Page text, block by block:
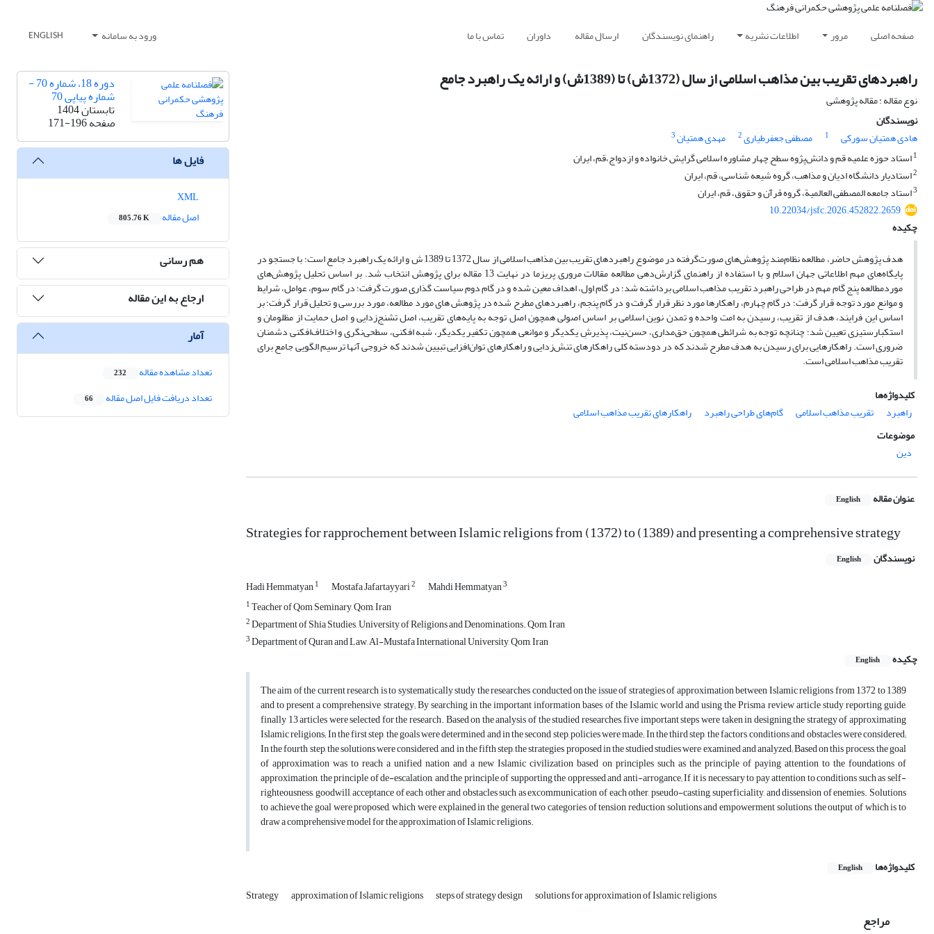
صفحه اصلی مرور اطلاعات نشریه راهنمای نویسندگان ارسال مقاله داوران تماس با ما ورود به سامانه ENGLISH
راهبردهای تقریب بین مذاهب اسلامی از سال (1372ش) تا (1389ش) و ارائه یک راهبرد جامع
نوع مقاله : مقاله پژوهشی
نویسندگان
هادی همتیان سورکی
1 مصطفی جعفرطیاری2 مهدی همتیان3
1استاد حوزه علمیه قم و دانش‌پژوه سطح چهار مشاوره اسلامی گرایش خانواده و ازدواج،قم، ایران
2استادیار دانشگاه ادیان و مذاهب، گروه شیعه شناسی، قم، ایران
3استاد جامعه المصطفی العالمیة، گروه قرآن و حقوق، قم، ایران
10.22034/jsfc.2026.452822.2659
چکیده
هدف پژوهش حاضر، مطالعه نظام‌مند پژوهش‌های صورت‌گرفته در موضوع راهبردهای تقریب بین مذاهب اسلامی از سال 1372 تا 1389 ش و ارائه یک راهبرد جامع است؛ با جستجو در
پایگاه‌های مهم اطلاعاتی جهان اسلام و با استفاده از راهنمای گزارش‌دهی مطالعه مقالات مروری پریزما در نهایت 13 مقاله برای پژوهش انتخاب شد. بر اساس تحلیل پژوهش‌های
موردمطالعه پنج گام مهم در طراحی راهبرد تقریب مذاهب اسلامی برداشته شد؛ در گام اول، اهداف معین شده و در گام دوم سیاست گذاری صورت گرفت؛ در گام سوم، عوامل، شرایط
و موانع مورد توجه قرار گرفت؛ در گام چهارم، راهکارها مورد نظر قرار گرفت و در گام پنجم، راهبردهای مطرح شده در پژوهش های مورد مطالعه، مورد بررسی و تحلیل قرار گرفت؛ بر
اساس این فرایند، هدف از تقریب، رسیدن به امت واحده و تمدن نوین اسلامی بر اساس اصولی همچون اصل توجه به پایه‌های تقریب، اصل تشنج‌زدایی و اصل حمایت از مظلومان و
استکبارستیزی تعیین شد؛ چنانچه توجه به شرائطی همچون حق‌مداری، حسن‌نیت، پذیرشِ یکدیگر و موانعی همچون تکفیر یکدیگر، شبه افکنی، سطحی‌نگری و اختلاف‌افکنی دشمنان
ضروری است. راهکارهایی برای رسیدن به هدف مطرح شدند که در دودسته کلی راهکارهای تنش‌زدایی و راهکارهای توان‌افزایی تبیین شدند که خروجی آنها ترسیم الگویی جامع برای
تقریب مذاهب اسلامی است.
کلیدواژه‌ها
راهبرد
تقریب مذاهب اسلامی گام‌های طراحی راهبرد
راهکارهای تقریب مذاهب اسلامی
موضوعات
دین
عنوان مقاله English
Strategies for rapprochement between Islamic religions from (1372) to (1389) and presenting a comprehensive strategy
نویسندگان English
Hadi Hemmatyan1 Mostafa Jafartayyari2 Mahdi Hemmatyan3
1Teacher of Qom Seminary, Qom, Iran
2Department of Shia Studies, ,University of Religions and Denominations. Qom, Iran
3Department of Quran and Law, Al-Mustafa International University, Qom, Iran
چکیده
English
The aim of the current research is to systematically study the researches conducted on the issue of strategies of approximation between Islamic religions from 1372 to 1389
and to present a comprehensive strategy; By searching in the important information bases of the Islamic world and using the Prisma review article study reporting guide,
finally 13 articles were selected for the research. Based on the analysis of the studied researches, five important steps were taken in designing the strategy of approximating
Islamic religions; In the first step, the goals were determined and in the second step, policies were made; In the third step, the factors, conditions and obstacles were considered;
In the fourth step, the solutions were considered, and in the fifth step, the strategies proposed in the studied studies were examined and analyzed; Based on this process, the goal
of approximation was to reach a unified nation and a new Islamic civilization based on principles such as the principle of paying attention to the foundations of
approximation, the principle of de-escalation, and the principle of supporting the oppressed and anti-arrogance; If it is necessary to pay attention to conditions such as self-
righteousness, goodwill, acceptance of each other and obstacles such as excommunication of each other, pseudo-casting, superficiality, and dissension of enemies. Solutions
to achieve the goal were proposed, which were explained in the general two categories of tension reduction solutions and empowerment solutions, the output of which is to
draw a comprehensive model for the approximation of Islamic religions.
کلیدواژه‌ها English
Strategy approximation of Islamic religions steps of strategy design solutions for approximation of Islamic religions
مراجع
دوره 18، شماره 70 -
شماره پیاپی 70
تابستان 1404
صفحه171-196
فایل ها
اصل مقاله
805.76 K
هم رسانی
ارجاع به این مقاله
آمار
تعداد مشاهده مقاله 232
تعداد دریافت فایل اصل مقاله 66